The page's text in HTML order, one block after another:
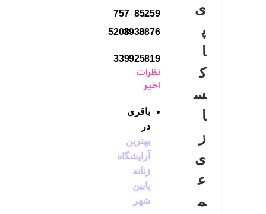
ی
پ
ا
ک
س
ا
ز
ی
ع
م
259
85
757
8876
819
3930
925
5208
339
نظرات
اخیر
باقری
در
بهترین
آرایشگاه
زنانه
پایین
شهر